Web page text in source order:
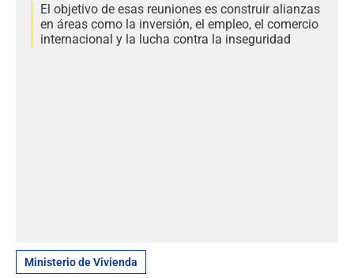
El objetivo de esas reuniones es construir alianzas
en áreas como la inversión, el empleo, el comercio
internacional y la lucha contra la inseguridad
Ministerio de Vivienda